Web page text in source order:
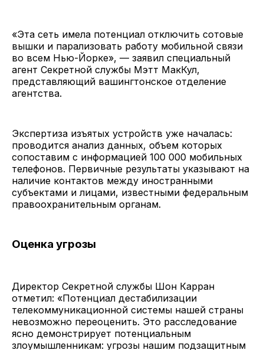
«Эта сеть имела потенциал отключить сотовые
вышки и парализовать работу мобильной связи
во всем Нью-Йорке», — заявил специальный
агент Секретной службы Мэтт МакКул,
представляющий вашингтонское отделение
агентства.
Экспертиза изъятых устройств уже началась:
проводится анализ данных, объем которых
сопоставим с информацией 100 000 мобильных
телефонов. Первичные результаты указывают на
наличие контактов между иностранными
субъектами и лицами, известными федеральным
правоохранительным органам.
Оценка угрозы
Директор Секретной службы Шон Карран
отметил: «Потенциал дестабилизации
телекоммуникационной системы нашей страны
невозможно переоценить. Это расследование
ясно демонстрирует потенциальным
злоумышленникам: угрозы нашим подзащитным